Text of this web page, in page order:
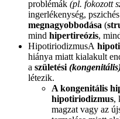
problémák (pl. fokozott
ingerlékenység,
megnagyobbodása (
mind hipertireózis,
HipotiriodizmusA
hiánya miatt kialakult
a születési
létezik.
A kongenitális
hipotiriodizmus,
magzat vagy az